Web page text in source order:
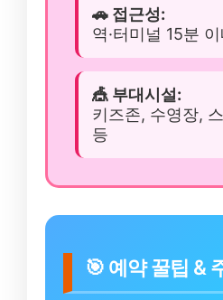
🚗 접근성:
역·터미널 15분 이
🎪 부대시설:
키즈존, 수영장,
등
🎯 예약 꿀팁 &